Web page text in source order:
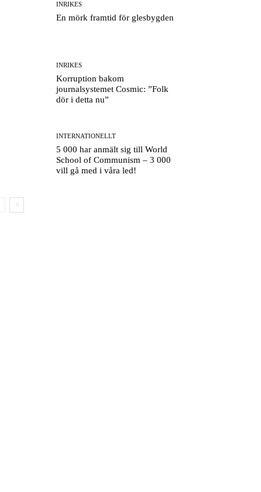
INRIKES
En mörk framtid för glesbygden
INRIKES
Korruption bakom
journalsystemet Cosmic: ”Folk
dör i detta nu”
INTERNATIONELLT
5 000 har anmält sig till World
School of Communism – 3 000
vill gå med i våra led!